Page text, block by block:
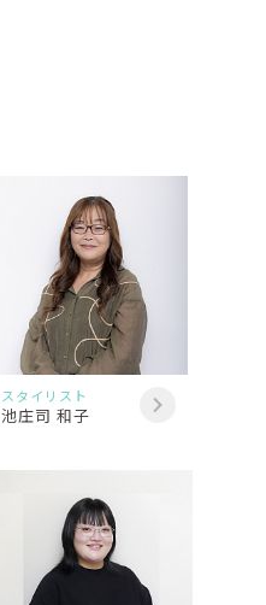
スタイリスト
池庄司 和子